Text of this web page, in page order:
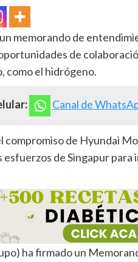
memorando de
de
como el hidrógeno.
Canal de
compromiso de Hyundai
esfuerzos de Singapur
ha firmado un